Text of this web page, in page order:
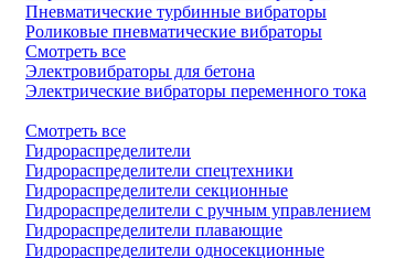
Пневматические турбинные вибраторы
Роликовые пневматические вибраторы
Смотреть все
Электровибраторы для бетона
Электрические вибраторы переменного тока
Смотреть все
Гидрораспределители
Гидрораспределители спецтехники
Гидрораспределители секционные
Гидрораспределители с ручным управлением
Гидрораспределители плавающие
Гидрораспределители односекционные